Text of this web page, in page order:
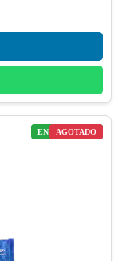
ENVÍO GRATIS
AGOTADO